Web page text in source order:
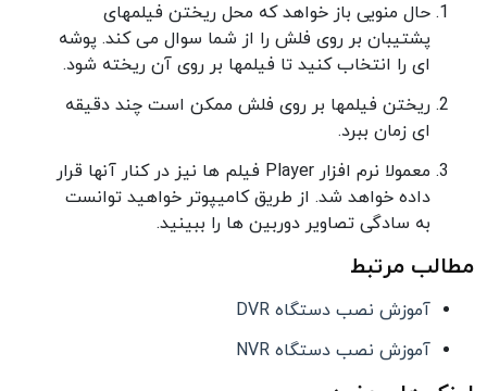
حال منویی باز خواهد که محل ریختن فیلمهای
پشتیبان بر روی فلش را از شما سوال می کند. پوشه
ای را انتخاب کنید تا فیلمها بر روی آن ریخته شود.
ریختن فیلمها بر روی فلش ممکن است چند دقیقه
ای زمان ببرد.
معمولا نرم افزار Player فیلم ها نیز در کنار آنها قرار
داده خواهد شد. از طریق کامیپوتر خواهید توانست
به سادگی تصاویر دوربین ها را ببینید.
مطالب مرتبط
آموزش نصب دستگاه DVR
آموزش نصب دستگاه NVR